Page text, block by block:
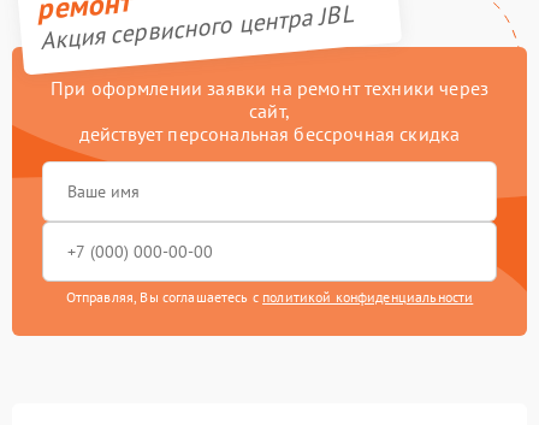
Акция сервисного центра JBL
При оформлении заявки на ремонт техники через
сайт,
действует персональная бессрочная скидка
Отправляя, Вы соглашаетесь с политикой конфиденциальности